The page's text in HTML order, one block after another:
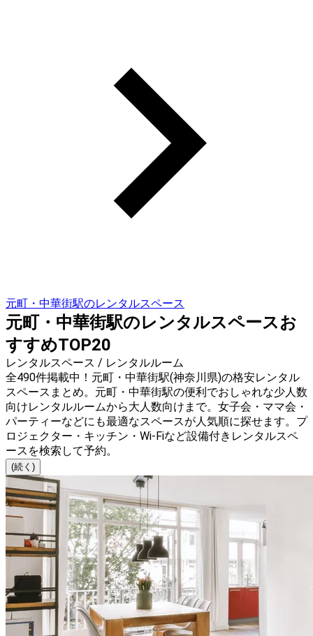
元町・中華街駅のレンタルスペース
元町・中華街駅のレンタルスペースお
すすめTOP20
レンタルスペース / レンタルルーム
全490件掲載中！元町・中華街駅(神奈川県)の格安レンタル
スペースまとめ。元町・中華街駅の便利でおしゃれな少人数
向けレンタルルームから大人数向けまで。女子会・ママ会・
パーティーなどにも最適なスペースが人気順に探せます。プ
ロジェクター・キッチン・Wi-Fiなど設備付きレンタルスペ
ースを検索して予約。
(続く)